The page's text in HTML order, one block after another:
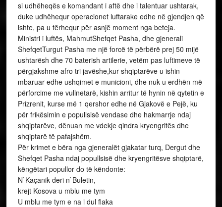
si udhëheqës e komandant i aftë dhe i talentuar ushtarak,
duke udhëhequr operacionet luftarake edhe në gjendjen që
ishte, pa u tërhequr për asnjë moment nga beteja.
Ministri i luftës, MahmutShefqet Pasha, dhe gjenerali
ShefqetTurgut Pasha me një forcë të përbërë prej 50 mijë
ushtarësh dhe 70 baterish artilerie, vetëm pas luftimeve të
përgjakshme afro tri javëshe,kur shqiptarëve u ishin
mbaruar edhe ushqimet e municioni, dhe nuk u erdhën më
përforcime me vullnetarë, kishin arritur të hynin në qytetin e
Prizrenit, kurse më 1 qershor edhe në Gjakovë e Pejë, ku
për frikësimin e popullsisë vendase dhe hakmarrje ndaj
shqiptarëve, dënuan me vdekje qindra kryengritës dhe
shqiptarë të pafajshëm.
Për krimet e bëra nga gjeneralët gjakatar turq, Dergut dhe
Shefqet Pasha ndaj popullsisë dhe kryengritësve shqiptarë,
këngëtari popullor do të këndonte:
N`Kaçanik deri n`Buletin,
krejt Kosova u mblu me tym
U mblu me tym e na i dul flaka